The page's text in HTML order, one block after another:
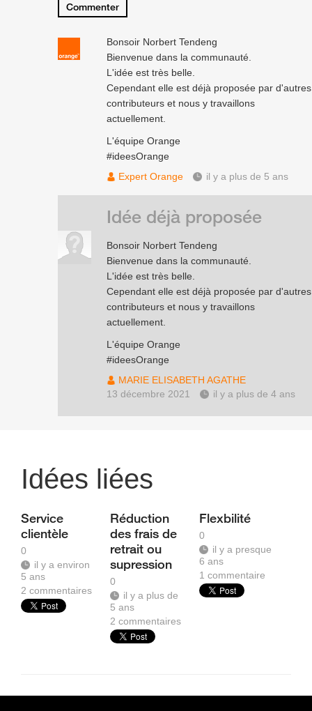
Commenter
Bonsoir Norbert Tendeng
Bienvenue dans la communauté.
L'idée est très belle.
Cependant elle est déjà proposée par d'autres
contributeurs et nous y travaillons
actuellement.
L'équipe Orange
#ideesOrange
Expert Orange
il y a plus de 5 ans
Bonsoir Norbert Tendeng
Bienvenue dans la communauté.
L'idée est très belle.
Cependant elle est déjà proposée par d'autres
contributeurs et nous y travaillons
actuellement.
L'équipe Orange
#ideesOrange
MARIE ELISABETH AGATHE
13 décembre 2021
il y a plus de 4 ans
Idée déjà proposée
Idées liées
Service
clientèle
0
il y a environ
5 ans
2 commentaires
Réduction
des frais de
retrait ou
supression
0
il y a plus de
5 ans
2commentaires
Flexbilité
0
il y a presque
6 ans
1commentaire